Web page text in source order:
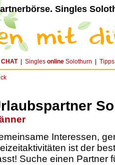
Singles
CHAT| Singles online Solothurn Tipps
Interessen,
ist der
Suche einen Partner